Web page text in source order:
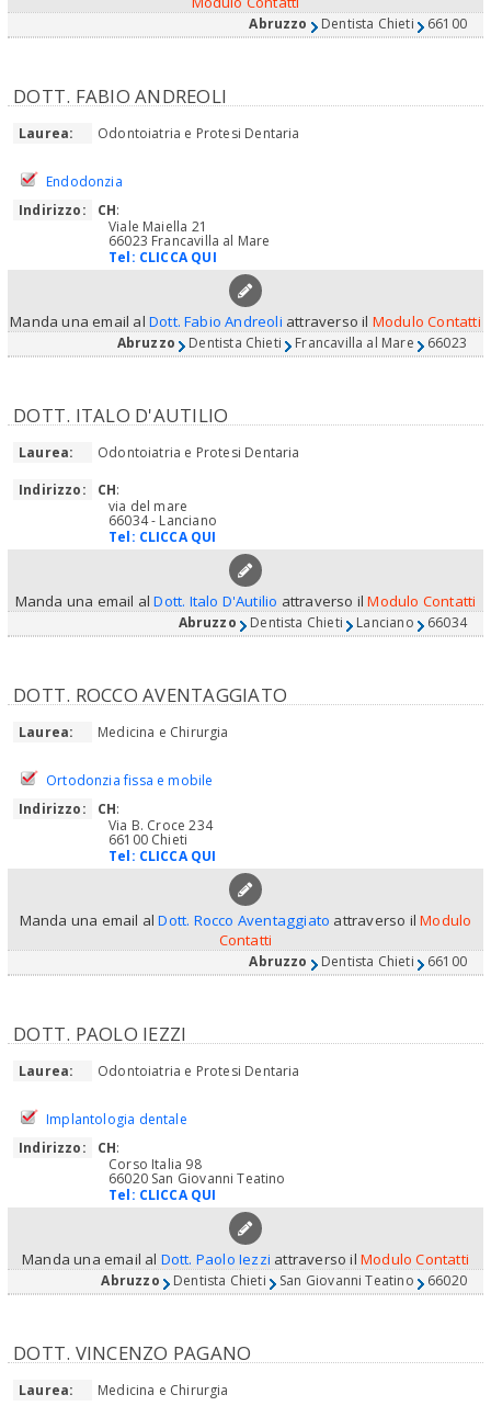
Abruzzo Dentista Chieti 66100
DOTT. FABIO ANDREOLI
Laurea: Odontoiatria e Protesi Dentaria
Endodonzia
Indirizzo:
CH:
Viale Maiella 21
66023 Francavilla al Mare
Tel: CLICCA QUI
Manda una email al Dott. Fabio Andreoli attraverso il Modulo Contatti
Abruzzo Dentista Chieti Francavilla al Mare 66023
DOTT. ITALO D'AUTILIO
Laurea:
Odontoiatria e Protesi Dentaria
Indirizzo:
CH:
via del mare
66034 - Lanciano
Tel: CLICCA QUI
Manda una email alDott. Italo D'Autilio attraverso ilModulo Contatti
Abruzzo Dentista Chieti Lanciano 66034
DOTT. ROCCO AVENTAGGIATO
Laurea: Medicina e Chirurgia
Ortodonzia fissa e mobile
Indirizzo:
CH:
Via B. Croce 234
66100 Chieti
Tel: CLICCA QUI
Manda una email alDott. Rocco Aventaggiato attraverso ilModulo
Contatti
Abruzzo Dentista Chieti 66100
DOTT. PAOLO IEZZI
Laurea: Odontoiatria e Protesi Dentaria
Implantologia dentale
Indirizzo:
CH:
Corso Italia 98
66020 San Giovanni Teatino
Tel: CLICCA QUI
Manda una email al Dott. Paolo Iezzi attraverso ilModulo Contatti
Abruzzo Dentista Chieti San Giovanni Teatino 66020
DOTT. VINCENZO PAGANO
Laurea: Medicina e Chirurgia